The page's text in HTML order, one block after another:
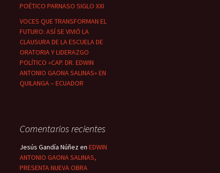
POÉTICO PARNASO SIGLO XXI
VOCES QUE TRANSFORMAN EL
FUTURO: ASÍ SE VIVIÓ LA
CLAUSURA DE LA ESCUELA DE
ORATORIA Y LIDERAZGO
POLÍTICO «CAP. DR. EDWIN
ANTONIO GAONA SALINAS» EN
QUILANGA – ECUADOR
Comentarios recientes
Jesús Gandía Núñezen EDWIN
ANTONIO GAONA SALINAS,
PRESENTA NUEVA OBRA